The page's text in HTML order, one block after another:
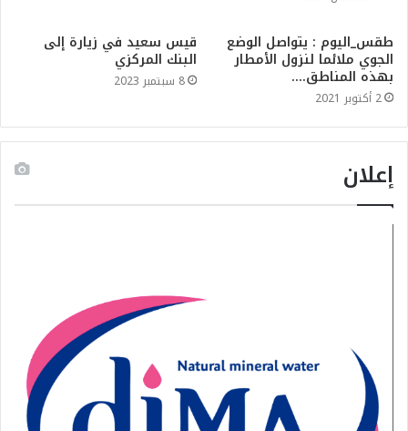
طقس_اليوم : يتواصل الوضع
الجوي ملائما لنزول الأمطار
بهذه المناطق….
2 أكتوبر 2021
قيس سعيد في زيارة إلى
البنك المركزي
8 سبتمبر 2023
إعلان